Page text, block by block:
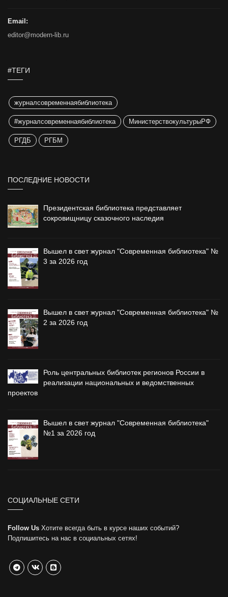
Email:
editor@modern-lib.ru
#ТЕГИ
журналсовременнаябиблиотека
#журналсовременнаябиблиотека МинистерствокультурыРФ
РГДБ РГБМ
ПОСЛЕДНИЕ НОВОСТИ
Президентская библиотека представляет
сокровищницу сказочного наследия
Вышел в свет журнал "Современная библиотека" №
3 за 2026 год
Вышел в свет журнал "Современная библиотека" №
2 за 2026 год
Роль центральных библиотек регионов России в
реализации национальных и ведомственных
проектов
Вышел в свет журнал "Современная библиотека"
№1 за 2026 год
СОЦИАЛЬНЫЕ СЕТИ
Follow Us Хотите всегда быть в курсе наших событий?
Подпишитесь на нас в социальных сетях!